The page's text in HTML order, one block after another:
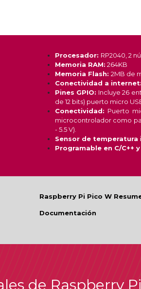
Procesador: RP2040, 2
Memoria RAM: 264KB
Memoria Flash: 2MB de
Conectividad a internet:
Pines GPIO: Incluye 26
de 12 bits) puerto micro
Conectividad: Puerto
microcontrolador como
- 5.5 V).
Sensor de temperatura
Programable en C/C++
Raspberry Pi Pico W
Documentación
de Raspberry